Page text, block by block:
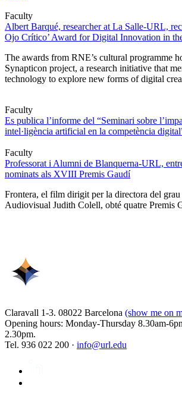
Faculty
Albert Barqué, researcher at La Salle-URL,
Ojo Crítico’ Award for Digital Innovation in
The awards from RNE’s cultural programme
Synapticon project, a research initiative that
technology to explore new forms of digital
Faculty
Es publica l’informe del “Seminari sobre
intel·ligència artificial en la competència
Faculty
Professorat i Alumni de Blanquerna-URL,
nominats als XVIII Premis Gaudí
Frontera, el film dirigit per la directora del
Audiovisual Judith Colell, obté quatre Premis
Claravall 1-3. 08022 Barcelona (show me on
Opening hours: Monday-Thursday 8.30am-
2.30pm.
Tel. 936 022 200 · info@url.edu